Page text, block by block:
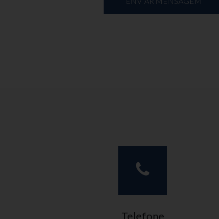
Telefone